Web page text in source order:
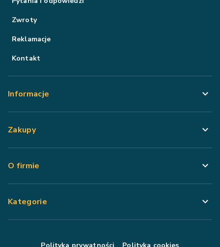
Zwroty
Reklamacje
Kontakt
Informacje
Zakupy
O firmie
Kategorie